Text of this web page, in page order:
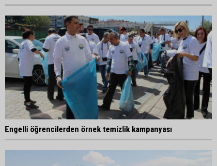
Engelli öğrencilerden örnek temizlik kampanyası